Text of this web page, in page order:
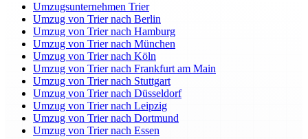
Umzugsunternehmen Trier
Umzug von Trier nach Berlin
Umzug von Trier nach Hamburg
Umzug von Trier nach München
Umzug von Trier nach Köln
Umzug von Trier nach Frankfurt am Main
Umzug von Trier nach Stuttgart
Umzug von Trier nach Düsseldorf
Umzug von Trier nach Leipzig
Umzug von Trier nach Dortmund
Umzug von Trier nach Essen